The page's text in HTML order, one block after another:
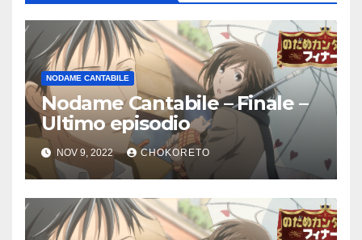
NODAME CANTABILE
Nodame Cantabile – Finale –
Ultimo episodio
NOV 9, 2022 CHOKORETO